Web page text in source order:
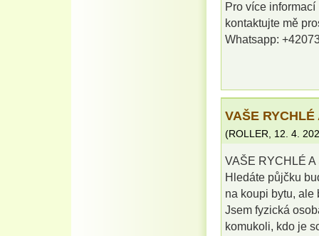
Pro více
kontaktujte mě
Whatsapp:
VAŠE
(ROLLER, 12. 4.
VAŠE RYCHLÉ
Hledáte půjčku
na koupi bytu, ale
Jsem fyzická
komukoli, kdo je